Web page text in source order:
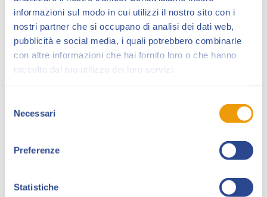
informazioni sul modo in cui utilizzi il nostro sito con i
nostri partner che si occupano di analisi dei dati web,
pubblicità e social media, i quali potrebbero combinarle
con altre informazioni che hai fornito loro o che hanno
raccolto dal tuo utilizzo dei loro servizi.
delNecessari
Preferenze
Statistiche
Il poster dell’edizione è firmato da un artista
d’eccezione come Werther Dell’Edera, ospite d’onore
Award e ai Lucca Comics Award con “Something Is
L’autore ci riporta alle atmosfere dei fumetti anni ‘60 e